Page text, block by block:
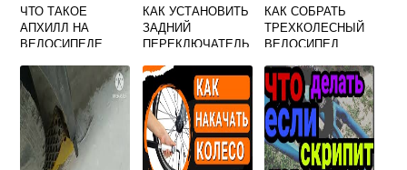
ЧТО ТАКОЕ
АПХИЛЛ НА
ВЕЛОСИПЕДЕ
КАК УСТАНОВИТЬ
ЗАДНИЙ
ПЕРЕКЛЮЧАТЕЛЬ
ВЕЛОСИПЕДЕ
БЕЗ ПЕТУХА
КАК СОБРАТЬ
ТРЕХКОЛЕСНЫЙ
ВЕЛОСИПЕД